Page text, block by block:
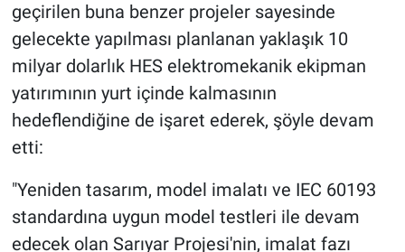
geçirilen buna benzer projeler sayesinde
gelecekte yapılması planlanan yaklaşık 10
milyar dolarlık HES elektromekanik ekipman
yatırımının yurt içinde kalmasının
hedeflendiğine de işaret ederek, şöyle devam
etti:
"Yeniden tasarım, model imalatı ve IEC 60193
standardına uygun model testleri ile devam
edecek olan Sarıyar Projesi'nin, imalat fazı